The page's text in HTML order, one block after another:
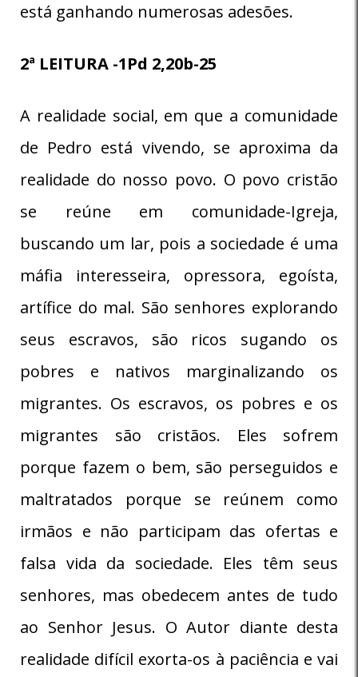
está ganhando numerosas adesões.
2ª LEITURA -1Pd 2,20b-25
A realidade social, em que a comunidade
de Pedro está vivendo, se aproxima da
realidade do nosso povo. O povo cristão
se reúne em comunidade-Igreja,
buscando um lar, pois a sociedade é uma
máfia interesseira, opressora, egoísta,
artífice do mal. São senhores explorando
seus escravos, são ricos sugando os
pobres e nativos marginalizando os
migrantes. Os escravos, os pobres e os
migrantes são cristãos. Eles sofrem
porque fazem o bem, são perseguidos e
maltratados porque se reúnem como
irmãos e não participam das ofertas e
falsa vida da sociedade. Eles têm seus
senhores, mas obedecem antes de tudo
ao Senhor Jesus. O Autor diante desta
realidade difícil exorta-os à paciência e vai